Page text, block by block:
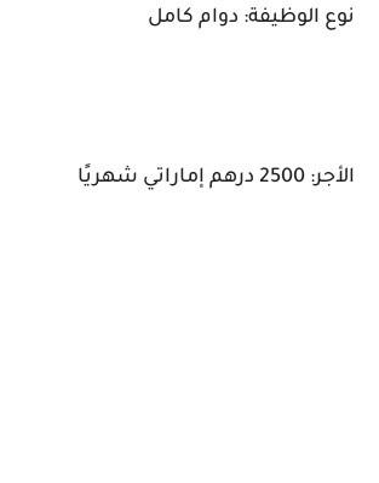
نوع الوظيفة: دوام كامل
الأجر: 2500 درهم إماراتي شهريًا